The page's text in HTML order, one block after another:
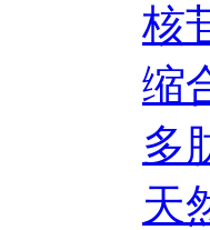
核
缩
多
天